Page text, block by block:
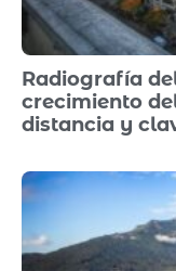
Radiografía
crecimiento
distancia y